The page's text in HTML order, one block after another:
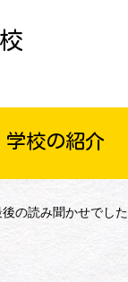
学校の紹介
の読み聞かせでした